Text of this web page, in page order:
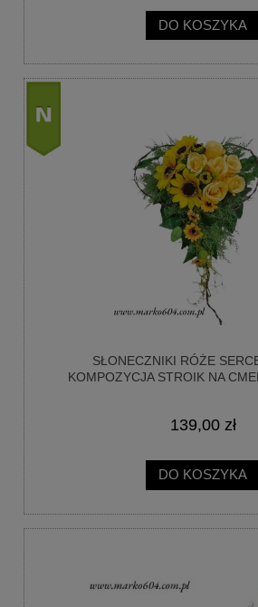
DO KOSZYKA
SŁONECZNIKI RÓŻE
KOMPOZYCJA STROIK NA
139,00 zł
DO KOSZYKA